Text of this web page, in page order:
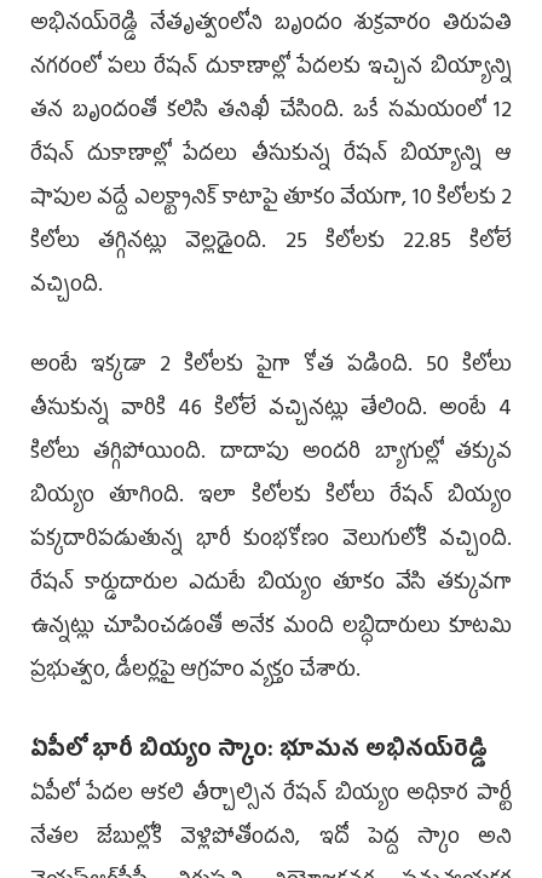
అభినయ్‌రెడ్డి నేతృత్వంలోని బృందం శుక్రవారం తిరుపతి
నగరంలో పలు రేషన్‌ దుకాణాల్లో పేదలకు ఇచ్చిన బియ్యాన్ని
తన బృందంతో కలిసి తనిఖీ చేసింది. ఒకే సమయంలో 12
రేషన్‌ దుకాణాల్లో పేదలు తీసుకున్న రేషన్‌ బియ్యాన్ని ఆ
షాపుల వద్దే ఎలక్ట్రానిక్‌ కాటాపై తూకం వేయగా, 10 కిలోలకు 2
కిలోలు తగ్గినట్లు వెల్లడైంది. 25 కిలోలకు 22.85 కిలోలే
వచ్చింది.
అంటే ఇక్కడా 2 కిలోలకు పైగా కోత పడింది. 50 కిలోలు
తీసుకున్న వారికి 46 కిలోలే వచ్చినట్లు తేలింది. అంటే 4
కిలోలు తగ్గిపోయింది. దాదాపు అందరి బ్యాగుల్లో తక్కువ
బియ్యం తూగింది. ఇలా కిలోలకు కిలోలు రేషన్‌ బియ్యం
పక్కదారిపడుతున్న భారీ కుంభకోణం వెలుగులోకి వచ్చింది.
రేషన్‌ కార్డుదారుల ఎదుటే బియ్యం తూకం వేసి తక్కువగా
ఉన్నట్లు చూపించడంతో అనేక మంది లబ్ధిదారులు కూటమి
ప్రభుత్వం, డీలర్లపై ఆగ్రహం వ్యక్తం చేశారు.
ఏపీలో భారీ బియ్యం స్కాం: భూమన అభినయ్‌రెడ్డి
ఏపీలో పేదల ఆకలి తీర్చాల్సిన రేషన్‌ బియ్యం అధికార పార్టీ
నేతల జేబుల్లోకి వెళ్లిపోతోందని, ఇదో పెద్ద స్కాం అని